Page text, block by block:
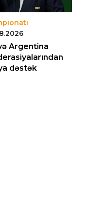
Argentina
dəstək